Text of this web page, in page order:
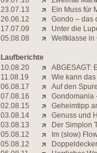
23.07.13
Ein Muss für
26.06.12
Gondo – das
17.07.09
Unter die
05.08.08
Weltklasse in
Laufberichte
10.08.20
ABGESAGT:
11.08.19
Wie kann
06.08.17
Auf den
07.08.16
Gondomania
02.08.15
Geheimtipp
03.08.14
Genuss und
03.08.13
Der Simplon
05.08.12
Im (slow)
05.08.12